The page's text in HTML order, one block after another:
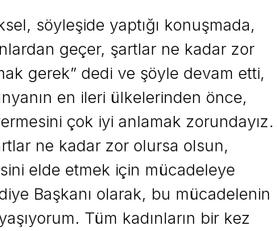
söyleşide yaptığı konuşmada,
geçer, şartlar ne kadar zor
gerek” dedi ve şöyle devam etti,
en ileri ülkelerinden önce,
çok iyi anlamak zorundayız.
ne kadar zor olursa olsun,
elde etmek için mücadeleye
Başkanı olarak, bu mücadelenin
Tüm kadınların bir kez